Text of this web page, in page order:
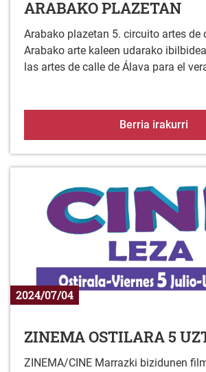
ARABAKO PLAZETAN
Arabako plazetan 5. circuito artes de
Arabako arte kaleen udarako
las artes de calle de Álava para el
Berria irakurri
2024/07/04
ZINEMA OSTILARA 5
ZINEMA/CINE Marrazki bizidunen